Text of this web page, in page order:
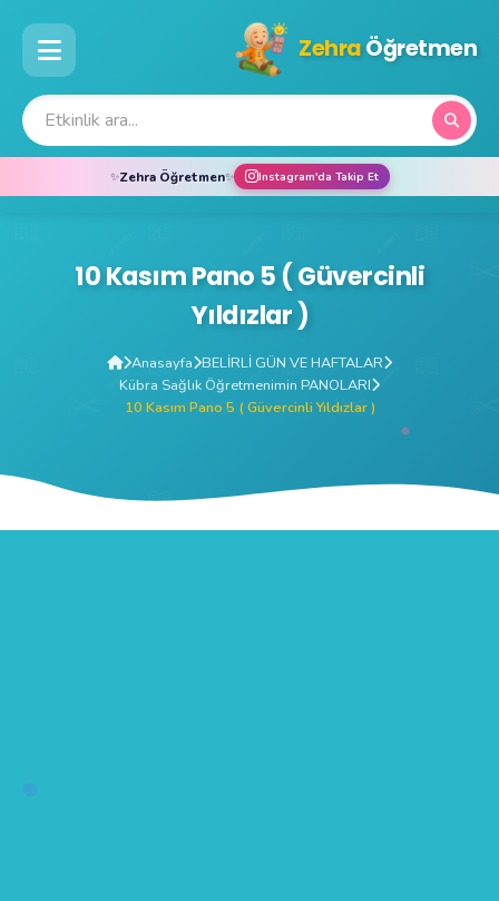
ZehraÖğretmen
✨Zehra Öğretmen✨ Instagram'da Takip Et
10 Kasım Pano 5 ( Güvercinli
Yıldızlar )
Anasayfa BELİRLİ GÜN VE HAFTALAR
Kübra Sağlık Öğretmenimin PANOLARI
10 Kasım Pano 5 ( Güvercinli Yıldızlar )